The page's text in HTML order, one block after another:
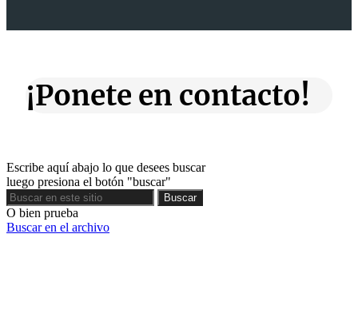
¡Ponete en contacto!
Escribe aquí abajo lo que desees buscar
luego presiona el botón "buscar"
Buscar
Buscar
O bien prueba
Buscar en el archivo